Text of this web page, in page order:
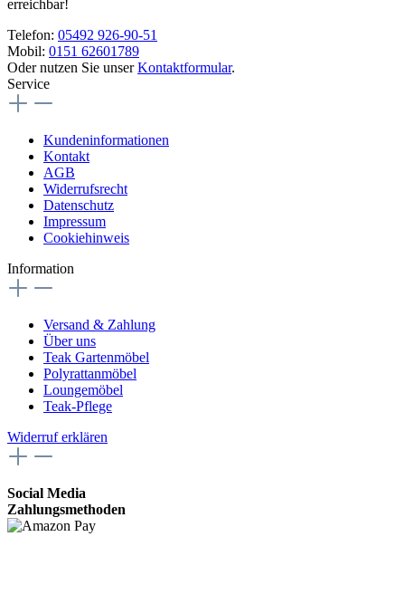
erreichbar!
Telefon: 05492 926-90-51
Mobil: 0151 62601789
Oder nutzen Sie unserKontaktformular.
Service
Kundeninformationen
Kontakt
AGB
Widerrufsrecht
Datenschutz
Impressum
Cookiehinweis
Information
Versand & Zahlung
Über uns
Teak Gartenmöbel
Polyrattanmöbel
Loungemöbel
Teak-Pflege
Widerruf erklären
Social Media
Zahlungsmethoden